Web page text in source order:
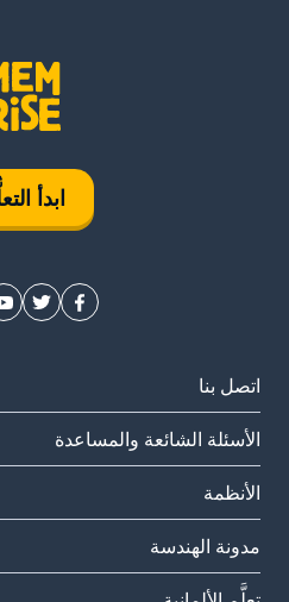
ابدأ
اتصل بنا
الأسئلة الشائعة والمساعدة
الأنظمة
مدونة الهندسة